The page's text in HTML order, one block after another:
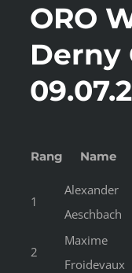
ORO
Derny
Rang Name
1
Alexander
Aeschbach
2
Maxime
Froidevaux